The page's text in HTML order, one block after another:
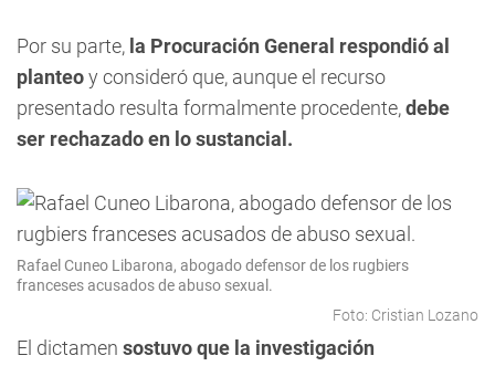
Por su parte, la Procuración General respondió al
planteoy consideró que, aunque el recurso
presentado resulta formalmente procedente,debe
ser rechazado en lo sustancial.
Rafael Cuneo Libarona, abogado defensor de los rugbiers
franceses acusados de abuso sexual.
Foto: Cristian Lozano
El dictamen sostuvo que la investigación